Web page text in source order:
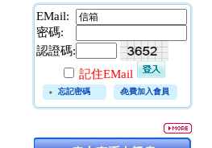
EMail:
密碼:
認證碼:
記住EMail
忘記密碼 免費加入會員